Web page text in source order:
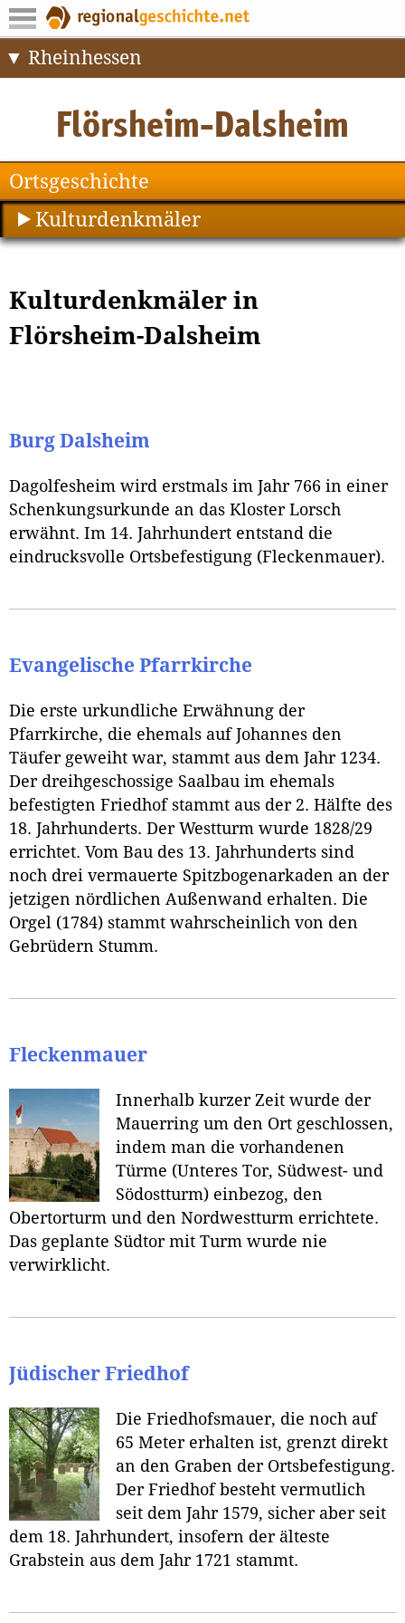
Rheinhessen
Ortsgeschichte
Kulturdenkmäler
Kulturdenkmäler in
Flörsheim-Dalsheim
Burg Dalsheim
Dagolfesheim wird erstmals im Jahr 766 in einer
Schenkungsurkunde an das Kloster Lorsch
erwähnt. Im 14. Jahrhundert entstand die
eindrucksvolle Ortsbefestigung (Fleckenmauer).
Evangelische Pfarrkirche
Die erste urkundliche Erwähnung der
Pfarrkirche, die ehemals auf Johannes den
Täufer geweiht war, stammt aus dem Jahr 1234.
Der dreihgeschossige Saalbau im ehemals
befestigten Friedhof stammt aus der 2. Hälfte des
18. Jahrhunderts. Der Westturm wurde 1828/29
errichtet. Vom Bau des 13. Jahrhunderts sind
noch drei vermauerte Spitzbogenarkaden an der
jetzigen nördlichen Außenwand erhalten. Die
Orgel (1784) stammt wahrscheinlich von den
Gebrüdern Stumm.
Fleckenmauer
Innerhalb kurzer Zeit wurde der
Mauerring um den Ort geschlossen,
indem man die vorhandenen
Türme (Unteres Tor, Südwest- und
Södostturm) einbezog, den
Obertorturm und den Nordwestturm errichtete.
Das geplante Südtor mit Turm wurde nie
verwirklicht.
Jüdischer Friedhof
Die Friedhofsmauer, die noch auf
65 Meter erhalten ist, grenzt direkt
an den Graben der Ortsbefestigung.
Der Friedhof besteht vermutlich
seit dem Jahr 1579, sicher aber seit
dem 18. Jahrhundert, insofern der älteste
Grabstein aus dem Jahr 1721 stammt.